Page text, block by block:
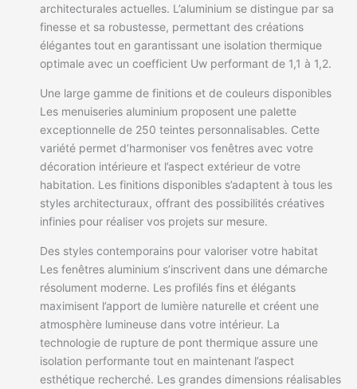
architecturales actuelles. L’aluminium se distingue par sa
finesse et sa robustesse, permettant des créations
élégantes tout en garantissant une isolation thermique
optimale avec un coefficient Uw performant de 1,1 à 1,2.
Une large gamme de finitions et de couleurs disponibles
Les menuiseries aluminium proposent une palette
exceptionnelle de 250 teintes personnalisables. Cette
variété permet d’harmoniser vos fenêtres avec votre
décoration intérieure et l’aspect extérieur de votre
habitation. Les finitions disponibles s’adaptent à tous les
styles architecturaux, offrant des possibilités créatives
infinies pour réaliser vos projets sur mesure.
Des styles contemporains pour valoriser votre habitat
Les fenêtres aluminium s’inscrivent dans une démarche
résolument moderne. Les profilés fins et élégants
maximisent l’apport de lumière naturelle et créent une
atmosphère lumineuse dans votre intérieur. La
technologie de rupture de pont thermique assure une
isolation performante tout en maintenant l’aspect
esthétique recherché. Les grandes dimensions réalisables